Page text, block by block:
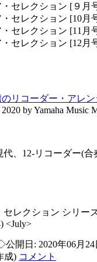
レクション [９月
レクション [10月
レクション [11月
レクション [12月
リコーダー・アレ
by Yamaha Music
、12-リコーダー(合
クション シリー
<July>
開日: 2020年06月24
成) コメント